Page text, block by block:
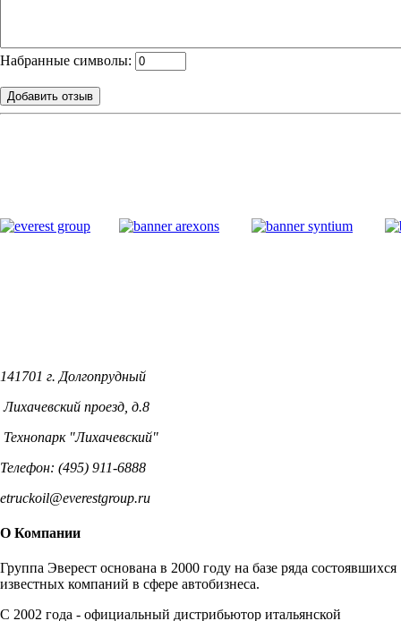
Набранные символы:
141701 г. Долгопрудный
Лихачевский проезд, д.8
Технопарк "Лихачевский"
Телефон: (495) 911-6888
etruckoil@everestgroup.ru
О Компании
Группа Эверест основана в 2000 году на базе ряда состоявшихся
известных компаний в сфере автобизнеса.
C 2002 года - официальный дистрибьютор итальянской